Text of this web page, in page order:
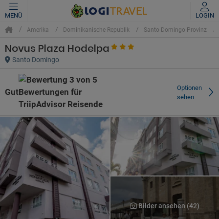
MENÜ LOGIN
Amerika Dominikanische Republik Santo Domingo Provinz
Novus Plaza Hodelpa
Santo Domingo
Gut
Optionen
sehen
Bilder ansehen (42)